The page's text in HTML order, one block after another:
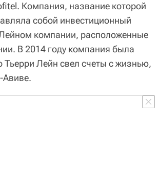
Компания, название которой
собой инвестиционный
компании, расположенные
В 2014 году компания была
Тьерри Лейн свел счеты с жизнью,
Авиве.